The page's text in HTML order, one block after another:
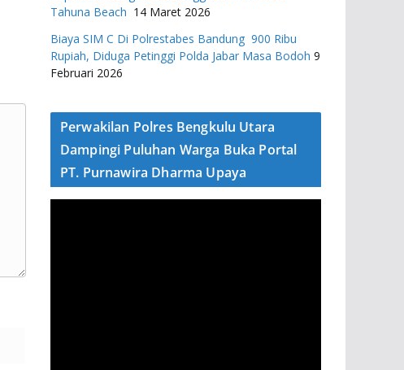
Tahuna Beach 14 Maret 2026
Biaya SIM C Di Polrestabes Bandung 900 Ribu
Rupiah, Diduga Petinggi Polda Jabar Masa Bodoh 9
Februari 2026
Perwakilan Polres Bengkulu Utara
Dampingi Puluhan Warga Buka Portal
PT. Purnawira Dharma Upaya